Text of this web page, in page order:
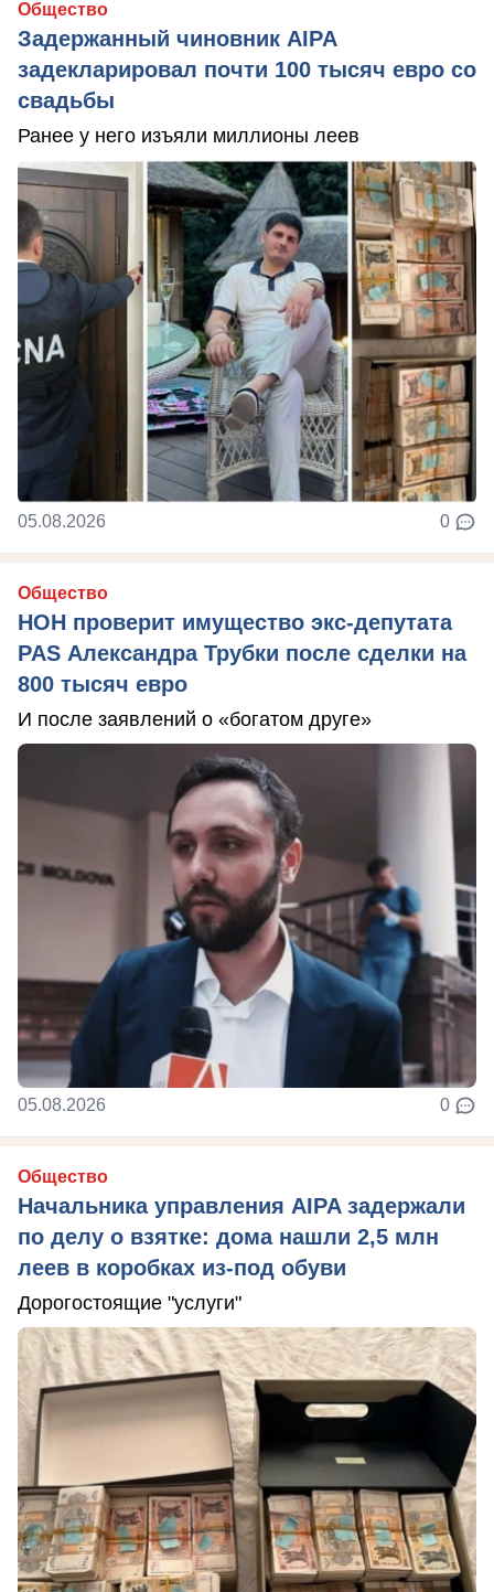
Общество
Задержанный чиновник AIPA
задекларировал почти 100 тысяч евро со
свадьбы
Ранее у него изъяли миллионы леев
05.08.2026 0
Общество
НОН проверит имущество экс-депутата
PAS Александра Трубки после сделки на
800 тысяч евро
И после заявлений о «богатом друге»
05.08.2026 0
Общество
Начальника управления AIPA задержали
по делу о взятке: дома нашли 2,5 млн
леев в коробках из-под обуви
Дорогостоящие "услуги"